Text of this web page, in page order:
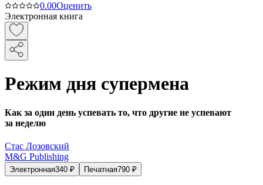
0.00Оценить
Электронная книга
Режим дня супермена
Как за один день успевать то, что другие не успевают
за неделю
Стас Лозовский
M&G Publishing
Электронная340 ₽ Печатная790 ₽